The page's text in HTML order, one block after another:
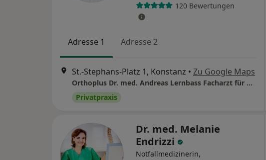
120 Bewertungen
Adresse 1 Adresse 2
St.-Stephans-Platz 1, Konstanz • Zu Google Maps
Orthoplus Dr. med. Andreas Lernbass Facharzt für Orthopädie und Unfallchirurgie
Privatpraxis
Dr. med. Melanie
Endrizzi
Notfallmedizinerin,